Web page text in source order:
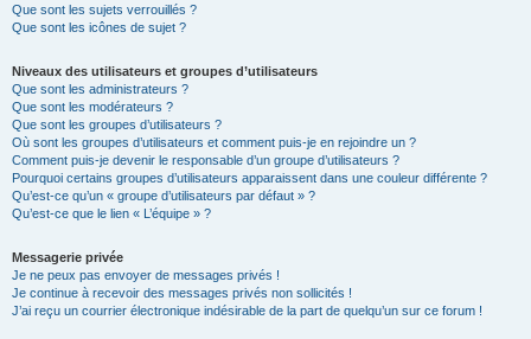
Que sont les sujets verrouillés ?
Que sont les icônes de sujet ?
Niveaux des utilisateurs et groupes d’utilisateurs
Que sont les administrateurs ?
Que sont les modérateurs ?
Que sont les groupes d’utilisateurs ?
Où sont les groupes d’utilisateurs et comment puis-je en rejoindre un ?
Comment puis-je devenir le responsable d’un groupe d’utilisateurs ?
Pourquoi certains groupes d’utilisateurs apparaissent dans une couleur différente ?
Qu’est-ce qu’un « groupe d’utilisateurs par défaut » ?
Qu’est-ce que le lien « L’équipe » ?
Messagerie privée
Je ne peux pas envoyer de messages privés !
Je continue à recevoir des messages privés non sollicités !
J’ai reçu un courrier électronique indésirable de la part de quelqu’un sur ce forum !